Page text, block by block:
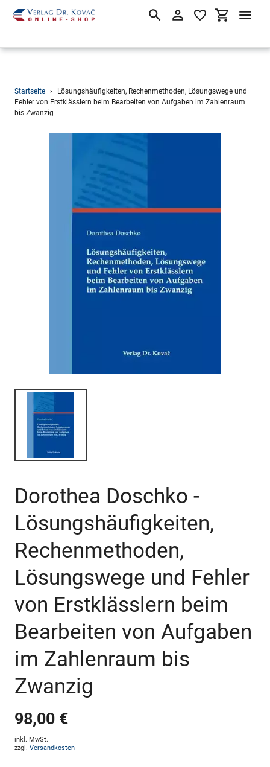
Direkt
zum
Inhalt
SuchenEinloggen
Startseite ›
Lösungshäufigkeiten, Rechenmethoden, Lösungswege und
Fehler von Erstklässlern beim Bearbeiten von Aufgaben im Zahlenraum
bis Zwanzig
Dorothea Doschko -
Lösungshäufigkeiten,
Rechenmethoden,
Lösungswege und Fehler
von Erstklässlern beim
Bearbeiten von Aufgaben
im Zahlenraum bis
Zwanzig
98,00 €
inkl. MwSt.
zzgl. Versandkosten